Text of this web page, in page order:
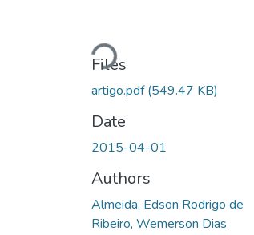
Loading...
Files
artigo.pdf(549.47 KB)
Date
2015-04-01
Authors
Almeida, Edson Rodrigo de
Ribeiro, Wemerson Dias